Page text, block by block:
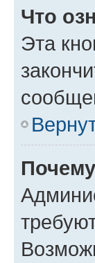
Что
Эта